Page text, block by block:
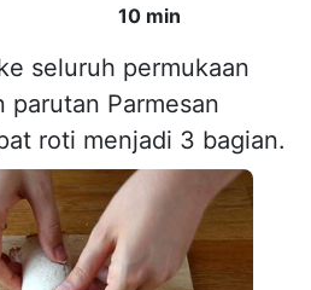
10 min
seluruh permukaan
Parmesan
roti menjadi 3 bagian.